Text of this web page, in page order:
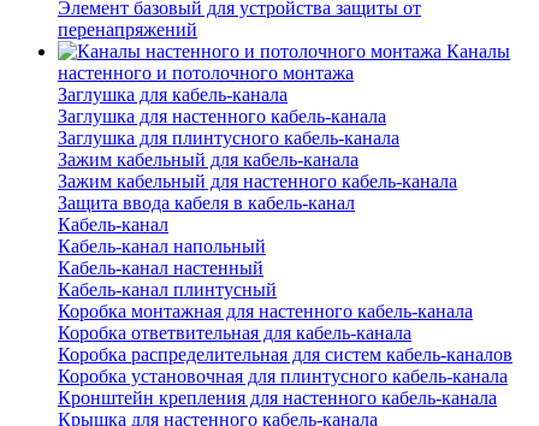
Элемент базовый для устройства защиты от
перенапряжений
Каналы
настенного и потолочного монтажа
Заглушка для кабель-канала
Заглушка для настенного кабель-канала
Заглушка для плинтусного кабель-канала
Зажим кабельный для кабель-канала
Зажим кабельный для настенного кабель-канала
Защита ввода кабеля в кабель-канал
Кабель-канал
Кабель-канал напольный
Кабель-канал настенный
Кабель-канал плинтусный
Коробка монтажная для настенного кабель-канала
Коробка ответвительная для кабель-канала
Коробка распределительная для систем кабель-каналов
Коробка установочная для плинтусного кабель-канала
Кронштейн крепления для настенного кабель-канала
Крышка для настенного кабель-канала